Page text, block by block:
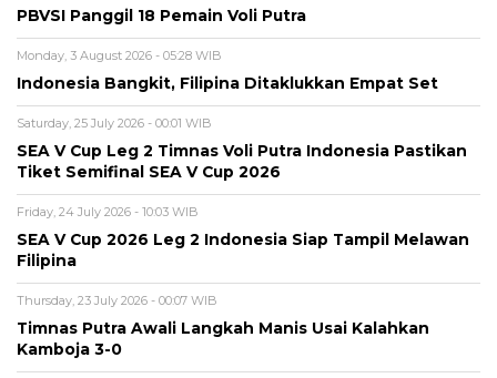
PBVSI Panggil 18 Pemain Voli Putra
Monday, 3 August 2026 - 05:28 WIB
Indonesia Bangkit, Filipina Ditaklukkan Empat Set
Saturday, 25 July 2026 - 00:01 WIB
SEA V Cup Leg 2 Timnas Voli Putra Indonesia Pastikan
Tiket Semifinal SEA V Cup 2026
Friday, 24 July 2026 - 10:03 WIB
SEA V Cup 2026 Leg 2 Indonesia Siap Tampil Melawan
Filipina
Thursday, 23 July 2026 - 00:07 WIB
Timnas Putra Awali Langkah Manis Usai Kalahkan
Kamboja 3-0